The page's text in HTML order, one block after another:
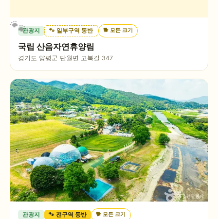
관광지 🐾 일부구역 동반 🐕 모든 크기
국립 산음자연휴양림
경기도 양평군 단월면 고북길 347
관광지 🐾 전구역 동반 🐕모든 크기